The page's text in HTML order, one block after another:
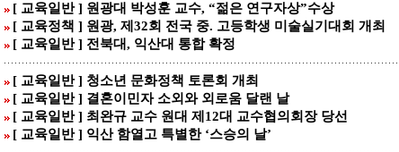
[ 교육일반 ] 원광대 박성훈 교수, “젊은 연구자상”수상
[ 교육정책 ] 원광, 제32회 전국 중. 고등학생 미술실기대회 개최
[ 교육일반 ] 전북대, 익산대 통합 확정
[ 교육일반 ] 청소년 문화정책 토론회 개최
[ 교육일반 ] 결혼이민자 소외와 외로움 달랜 날
[ 교육일반 ] 최완규 교수 원대 제12대 교수협의회장 당선
[ 교육일반 ] 익산 함열고 특별한 ‘스승의 날’